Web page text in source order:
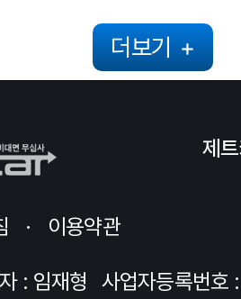
더보기 +
제
이용약관
: 임재형
사업자등록번